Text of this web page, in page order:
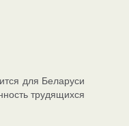
для Беларуси
трудящихся